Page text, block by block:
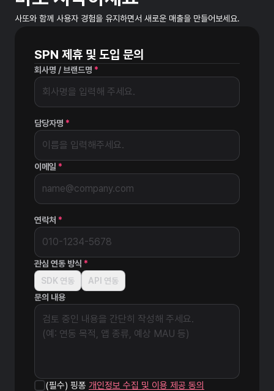
사또와 함께 사용자 경험을 유지하면서 새로운 매출을 만들어보세요.
SPN 제휴 및 도입 문의
회사명 / 브랜드명 *
담당자명 *
이메일 *
연락처 *
관심 연동 방식 *
SDK 연동
API 연동
문의 내용
(필수) 핑퐁 개인정보 수집 및 이용 제공 동의